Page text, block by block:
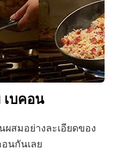
เบคอน
สมอย่างละเอียดของ
นกันเลย